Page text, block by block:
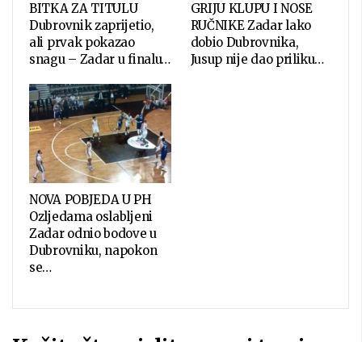
BITKA ZA TITULU
Dubrovnik zaprijetio,
ali prvak pokazao
snagu – Zadar u finalu…
GRIJU KLUPU I NOSE
RUČNIKE Zadar lako
dobio Dubrovnika,
Jusup nije dao priliku…
NOVA POBJEDA U PH
Ozljedama oslabljeni
Zadar odnio bodove u
Dubrovniku, napokon
se…